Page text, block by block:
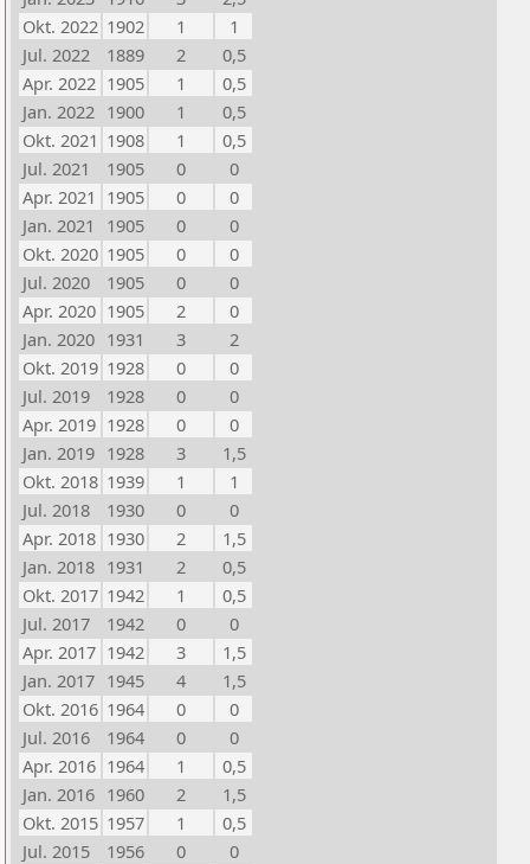
Okt. 2022 1902 1
1
Jul. 2022
1889 2
0,5
Apr. 2022 1905 1
0,5
Jan. 2022 1900 1
0,5
Okt. 2021 1908 1
0,5
Jul. 2021
1905 0
0
Apr. 2021 1905 0
0
Jan. 2021
1905 0
0
Okt. 2020 1905 0
0
Jul. 2020
1905 0
0
Apr. 2020 1905 2
0
Jan. 2020 1931 3
2
Okt. 2019 1928 0
0
Jul. 2019
1928 0
0
Apr. 2019 1928 0
0
Jan. 2019 1928 3
1,5
Okt. 2018 1939 1
1
Jul. 2018
1930 0
0
Apr. 2018 1930 2
1,5
Jan. 2018 1931 2
0,5
Okt. 2017 1942 1
0,5
Jul. 2017
1942 0
0
Apr. 2017 1942 3
1,5
Jan. 2017 1945 4
1,5
Okt. 2016 1964 0
0
Jul. 2016
1964 0
0
Apr. 2016 1964 1
0,5
Jan. 2016 1960 2
1,5
Okt. 2015 1957 1
0,5
Jul. 2015
1956 0
0